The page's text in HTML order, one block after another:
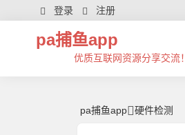
硬件检测 | 芊芊精典-pa捕鱼app
登录 注册
pa捕鱼app
优质互联网资源分享交流！
pa捕鱼app 硬件检测